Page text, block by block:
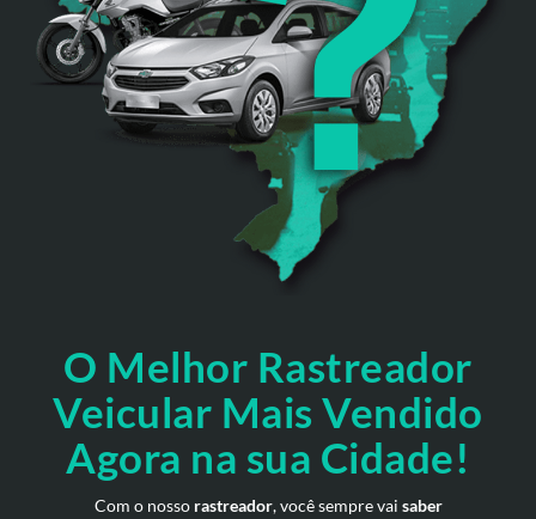
O Melhor Rastreador
Veicular Mais Vendido
Agora na sua Cidade!
Com o nosso rastreador, você sempre vai saber